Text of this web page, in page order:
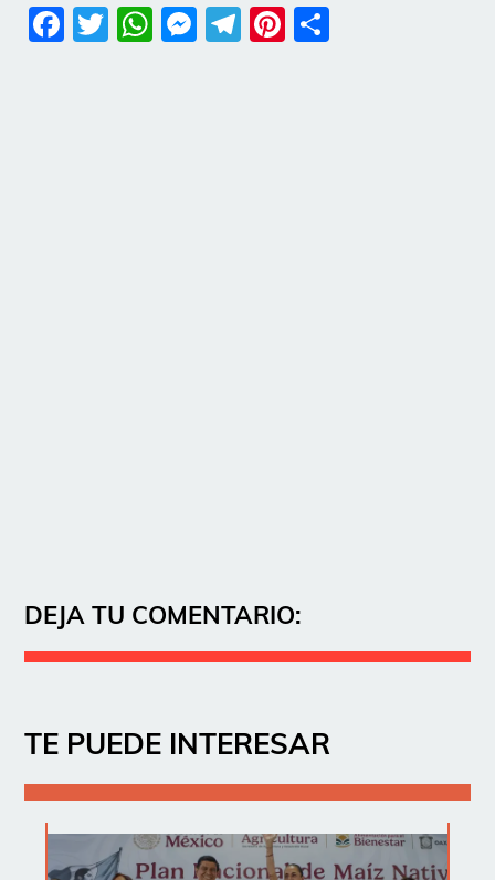
Facebook
Twitter
WhatsApp
Messenger
Telegram
Pinterest
DEJA TU COMENTARIO:
TE PUEDE INTERESAR